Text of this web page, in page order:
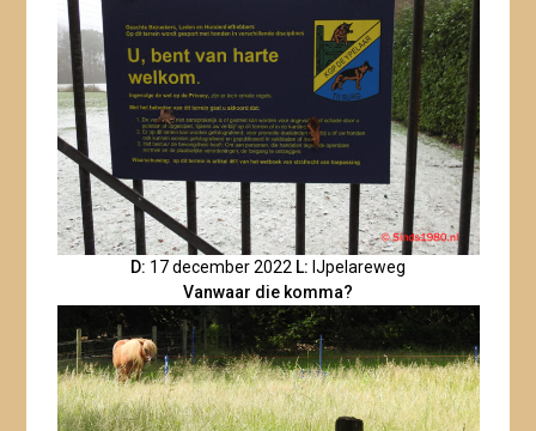
D: 17 december 2022 L: IJpelareweg
Vanwaar die komma?